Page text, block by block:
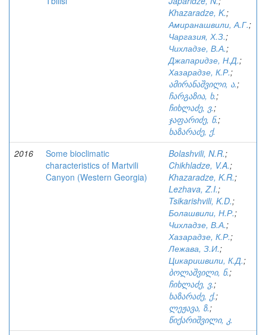
Khazaradze, K.;
Амиранашвили, А.Г.;
Чаргазия, Х.З.;
Чихладзе, В.А.;
Джапаридзе, Н.Д.;
Хазарадзе, К.Р.;
ამირანაშვილი, ა.;
ჩარგაზია, ხ.;
ჩიხლაძე, ვ.;
ჯაფარიძე, ნ.;
ხაზარაძე, ქ.
2016
Some bioclimatic
characteristics of Martvili
Canyon (Western Georgia)
Bolashvili, N.R.;
Chikhladze, V.A.;
Khazaradze, K.R.;
Lezhava, Z.I.;
Tsikarishvili, K.D.;
Болашвили, Н.Р.;
Чихладзе, В.А.;
Хазарадзе, К.Р.;
Лежава, З.И.;
Цикаришвили, К.Д.;
ბოლაშვილი, ნ.;
ჩიხლაძე, ვ.;
ხაზარაძე, ქ.;
ლეჟავა, ზ.;
წიქარიშვილი, კ.